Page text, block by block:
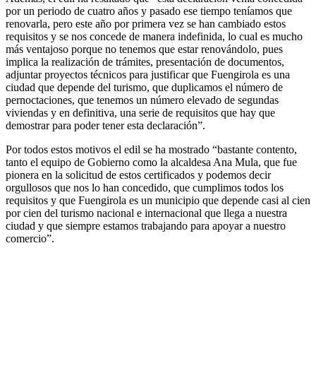
por un periodo de cuatro años y pasado ese tiempo teníamos que
renovarla, pero este año por primera vez se han cambiado estos
requisitos y se nos concede de manera indefinida, lo cual es mucho
más ventajoso porque no tenemos que estar renovándolo, pues
implica la realización de trámites, presentación de documentos,
adjuntar proyectos técnicos para justificar que Fuengirola es una
ciudad que depende del turismo, que duplicamos el número de
pernoctaciones, que tenemos un número elevado de segundas
viviendas y en definitiva, una serie de requisitos que hay que
demostrar para poder tener esta declaración”.
Por todos estos motivos el edil se ha mostrado “bastante contento,
tanto el equipo de Gobierno como la alcaldesa Ana Mula, que fue
pionera en la solicitud de estos certificados y podemos decir
orgullosos que nos lo han concedido, que cumplimos todos los
requisitos y que Fuengirola es un municipio que depende casi al cien
por cien del turismo nacional e internacional que llega a nuestra
ciudad y que siempre estamos trabajando para apoyar a nuestro
comercio”.